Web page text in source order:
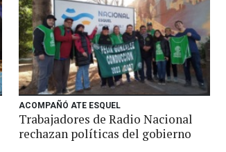
ACOMPAÑÓ ATE ESQUEL
Trabajadores de Radio Nacional
rechazan políticas del gobierno